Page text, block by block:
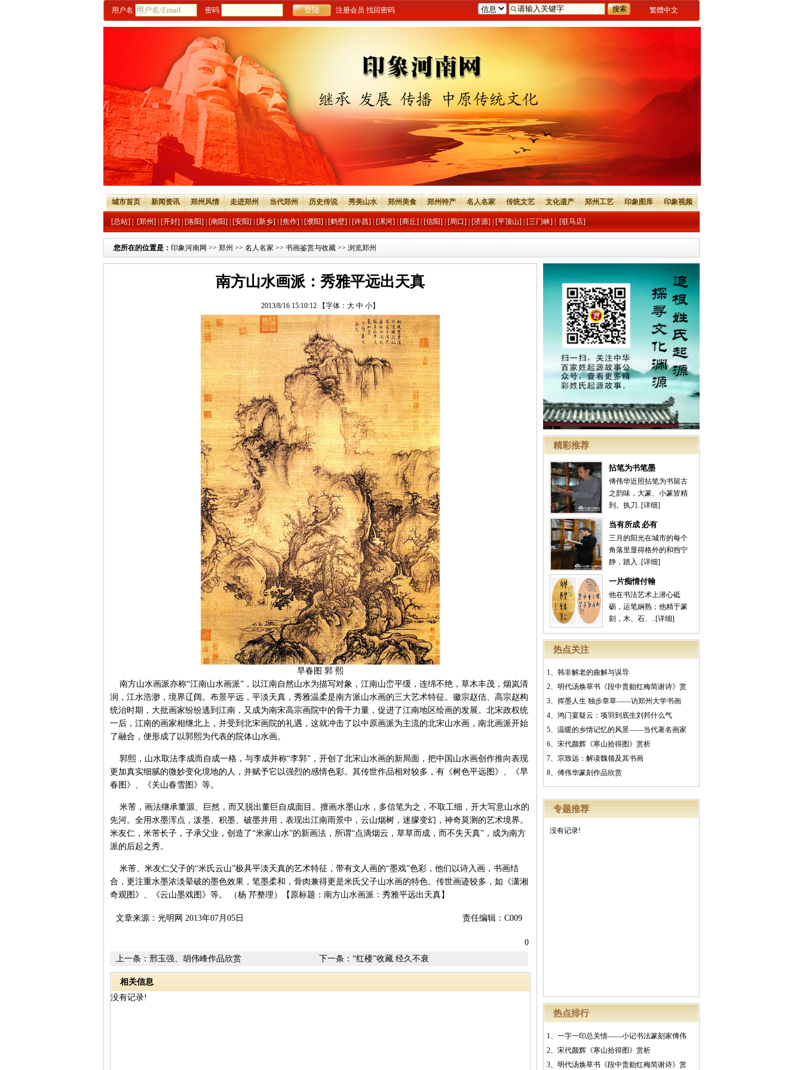
繁體中文
用户名 密码 注册会员 找回密码
城市首页 新闻资讯 郑州风情 走进郑州 当代郑州 历史传说 秀美山水 郑州美食 郑州特产 名人名家 传统文艺 文化遗产 郑州工艺 印象图库 印象视频
[总站] [郑州] [开封] [洛阳] [南阳] [安阳] [新乡] [焦作] [濮阳] [鹤壁] [许昌] [漯河] [商丘] [信阳] [周口] [济源] [平顶山] [三门峡] [驻马店]
您所在的位置是： 印象河南网 >> 郑州 >> 名人名家 >> 书画鉴赏与收藏 >> 浏览郑州
精彩推荐
拈笔为书笔墨
傅伟华近照拈笔为书留古
之韵味，大篆、小篆皆精
到。执刀..[详细]
当有所成 必有
三月的阳光在城市的每个
角落里显得格外的和煦宁
静，踏入..[详细]
一片痴情付翰
他在书法艺术上潜心砥
砺，运笔娴熟；他精于篆
刻，木、石、..[详细]
热点关注
1、 韩非解老的曲解与误导
2、 明代汤焕草书《段中贵贻红梅简谢诗》赏
3、 挥墨人生 独步章草——访郑州大学书画
4、 鸿门宴疑云：项羽到底生刘邦什么气
5、 温暖的乡情记忆的风景——当代著名画家
6、 宋代颜辉《寒山拾得图》赏析
7、 宗致远：解读魏领及其书画
8、 傅伟华篆刻作品欣赏
专题推荐
没有记录!
热点排行
1、 一字一印总关情——小记书法篆刻家傅伟
2、 宋代颜辉《寒山拾得图》赏析
3、 明代汤焕草书《段中贵贻红梅简谢诗》赏
南方山水画派：秀雅平远出天真
2013/8/16 15:10:12 【字体： 大 中 小】
早春图 郭 熙
南方山水画派亦称“江南山水画派”，以江南自然山水为描写对象，江南山峦平缓，连绵不绝，草木丰茂，烟岚清
润，江水浩渺，境界辽阔。布景平远，平淡天真，秀雅温柔是南方派山水画的三大艺术特征。徽宗赵佶、高宗赵构
统治时期，大批画家纷纷逃到江南，又成为南宋高宗画院中的骨干力量，促进了江南地区绘画的发展。北宋政权统
一后，江南的画家相继北上，并受到北宋画院的礼遇，这就冲击了以中原画派为主流的北宋山水画，南北画派开始
了融合，便形成了以郭熙为代表的院体山水画。
郭熙，山水取法李成而自成一格，与李成并称“李郭”，开创了北宋山水画的新局面，把中国山水画创作推向表现
更加真实细腻的微妙变化境地的人，并赋予它以强烈的感情色彩。其传世作品相对较多，有《树色平远图》、《早
春图》、《关山春雪图》等。
米芾，画法继承董源、巨然，而又脱出董巨自成面目。擅画水墨山水，多信笔为之，不取工细，开大写意山水的
先河。全用水墨浑点，泼墨、积墨、破墨并用，表现出江南雨景中，云山烟树，迷朦变幻，神奇莫测的艺术境界。
米友仁，米芾长子，子承父业，创造了“米家山水”的新画法，所谓“点滴烟云，草草而成，而不失天真”，成为南方
派的后起之秀。
米芾、米友仁父子的“米氏云山”极具平淡天真的艺术特征，带有文人画的“墨戏”色彩，他们以诗入画，书画结
合，更注重水墨浓淡晕破的墨色效果，笔墨柔和，骨肉兼得更是米氏父子山水画的特色。传世画迹较多，如《潇湘
奇观图》、《云山墨戏图》等。 （杨 芹整理）【原标题：南方山水画派：秀雅平远出天真】
责任编辑：C009
文章来源：光明网 2013年07月05日
0
下一条： “红楼”收藏 经久不衰
上一条： 邢玉强、胡伟峰作品欣赏
相关信息
没有记录!